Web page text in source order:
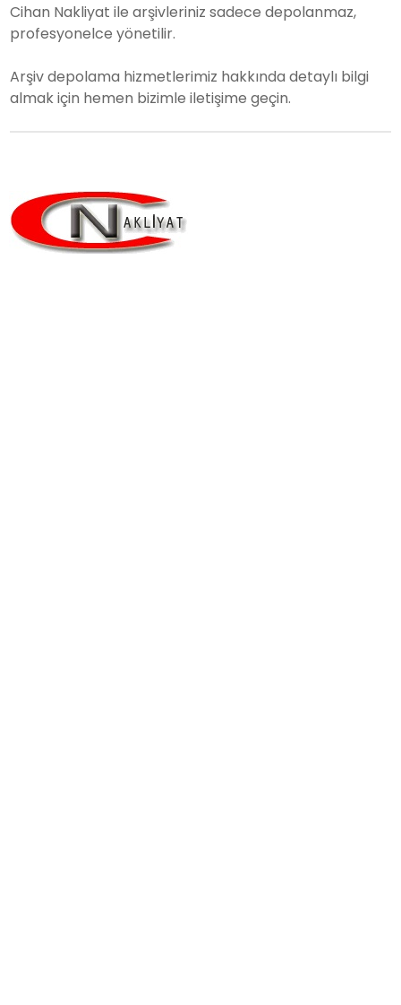
Cihan Nakliyat ile arşivleriniz sadece depolanmaz,
profesyonelce yönetilir.
Arşiv depolama hizmetlerimiz hakkında detaylı bilgi
almak için hemen bizimle iletişime geçin.